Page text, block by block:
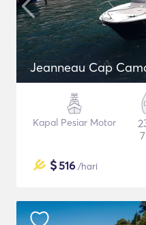
Jeanneau Cap
Kapal Pesiar Motor
$516 /hari